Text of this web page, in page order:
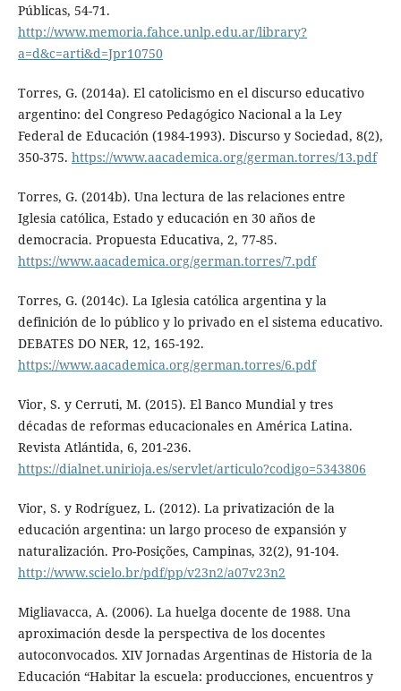
Públicas, 54-71.
http://www.memoria.fahce.unlp.edu.ar/library?
a=d&c=arti&d=Jpr10750
Torres, G. (2014a). El catolicismo en el discurso educativo
argentino: del Congreso Pedagógico Nacional a la Ley
Federal de Educación (1984-1993). Discurso y Sociedad, 8(2),
350-375. https://www.aacademica.org/german.torres/13.pdf
Torres, G. (2014b). Una lectura de las relaciones entre
Iglesia católica, Estado y educación en 30 años de
democracia. Propuesta Educativa, 2, 77-85.
https://www.aacademica.org/german.torres/7.pdf
Torres, G. (2014c). La Iglesia católica argentina y la
definición de lo público y lo privado en el sistema educativo.
DEBATES DO NER, 12, 165-192.
https://www.aacademica.org/german.torres/6.pdf
Vior, S. y Cerruti, M. (2015). El Banco Mundial y tres
décadas de reformas educacionales en América Latina.
Revista Atlántida, 6, 201-236.
https://dialnet.unirioja.es/servlet/articulo?codigo=5343806
Vior, S. y Rodríguez, L. (2012). La privatización de la
educación argentina: un largo proceso de expansión y
naturalización. Pro-Posições, Campinas, 32(2), 91-104.
http://www.scielo.br/pdf/pp/v23n2/a07v23n2
Migliavacca, A. (2006). La huelga docente de 1988. Una
aproximación desde la perspectiva de los docentes
autoconvocados. XIV Jornadas Argentinas de Historia de la
Educación “Habitar la escuela: producciones, encuentros y